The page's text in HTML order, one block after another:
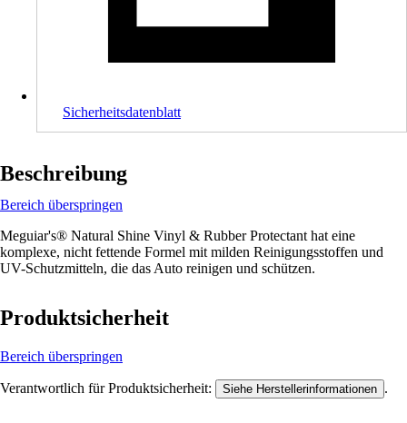
Sicherheitsdatenblatt
Beschreibung
Bereich überspringen
Meguiar's® Natural Shine Vinyl & Rubber Protectant hat eine
komplexe, nicht fettende Formel mit milden Reinigungsstoffen und
UV-Schutzmitteln, die das Auto reinigen und schützen.
Produktsicherheit
Bereich überspringen
Verantwortlich für Produktsicherheit: Siehe Herstellerinformationen .